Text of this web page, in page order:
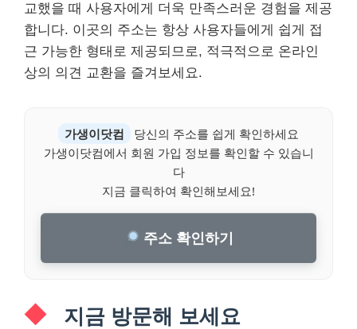
교했을 때 사용자에게 더욱 만족스러운 경험을 제공
합니다. 이곳의 주소는 항상 사용자들에게 쉽게 접
근 가능한 형태로 제공되므로, 적극적으로 온라인
상의 의견 교환을 즐겨보세요.
가생이닷컴
당신의 주소를 쉽게 확인하세요
가생이닷컴에서 회원 가입 정보를 확인할 수 있습니
다
지금 클릭하여 확인해보세요!
주소 확인하기
지금 방문해 보세요